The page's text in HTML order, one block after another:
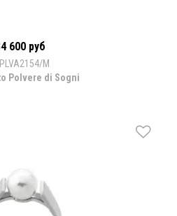
600 руб
M
Polvere di Sogni